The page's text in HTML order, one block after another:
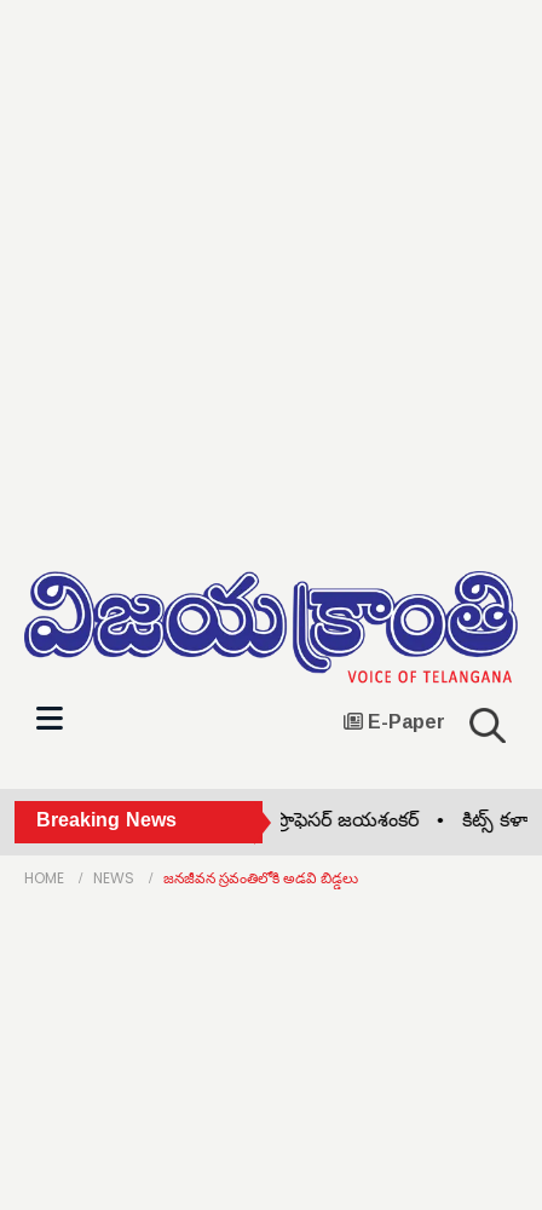
E-Paper
Breaking News
రాష్ట్ర సాధన సిద్ధాంతకర్త ప్రొఫెసర్ జయశంకర్ •కిట్స్ కళాశాలలో
HOME NEWS జనజీవన స్రవంతిలోకి అడవి బిడ్డలు